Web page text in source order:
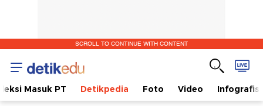
SCROLL TO CONTINUE WITH CONTENT
Masuk PT Detikpedia Foto Video Infografis